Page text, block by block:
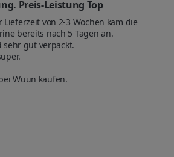
Preis-Leistung Top
von 2-3 Wochen kam die
bereits nach 5 Tagen an.
sehr gut verpackt.
Wuun kaufen.